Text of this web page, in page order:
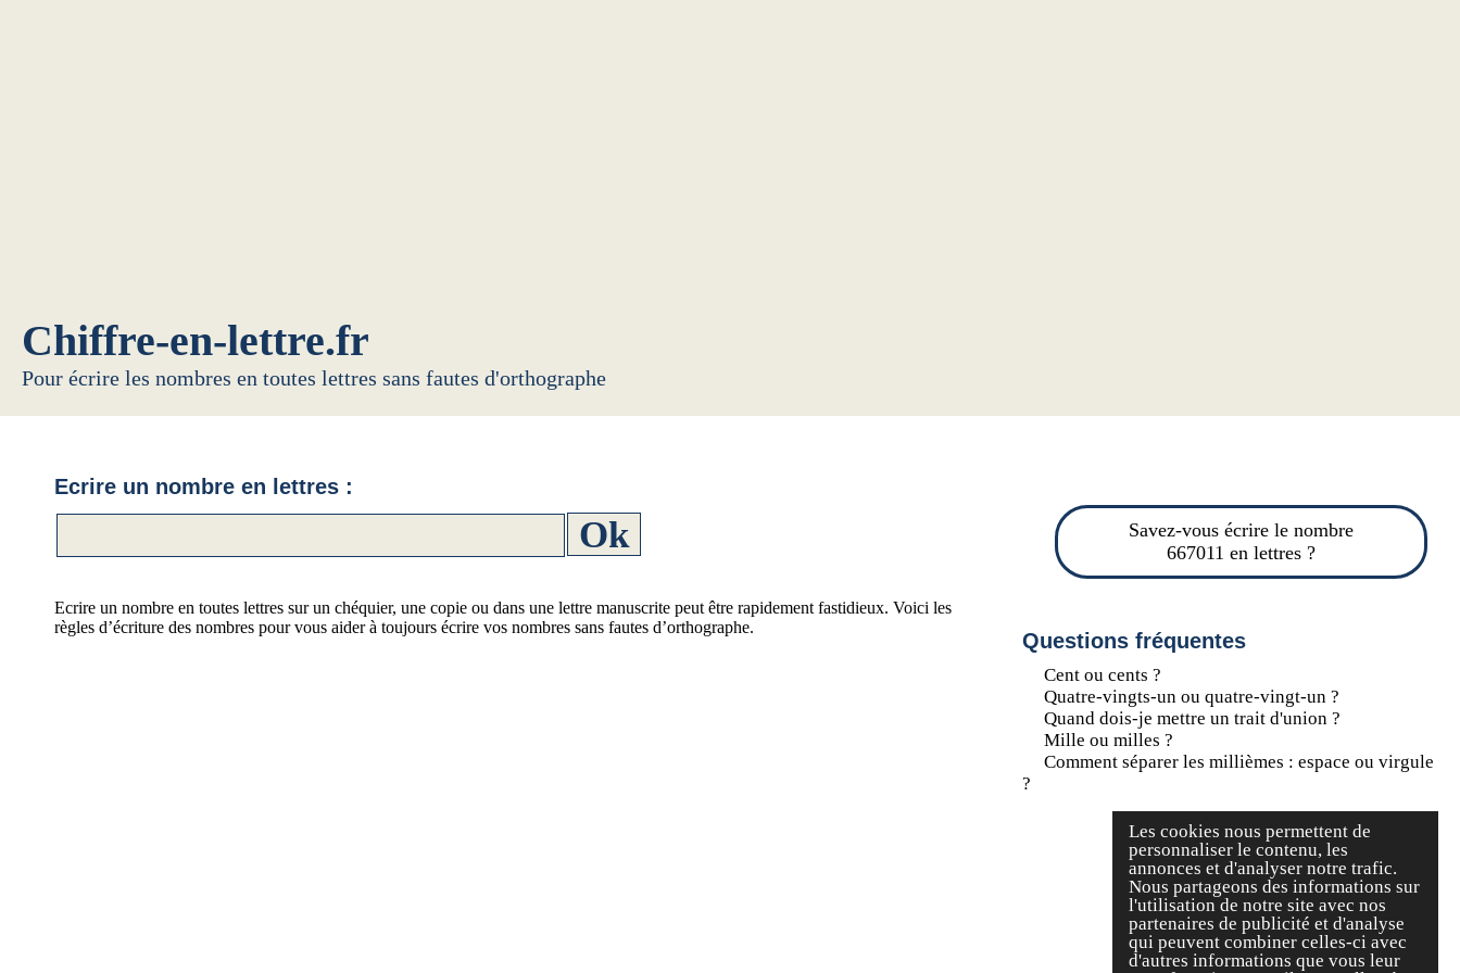
Les cookies nous permettent de
personnaliser le contenu, les
annonces et d'analyser notre trafic.
Nous partageons des informations sur
l'utilisation de notre site avec nos
partenaires de publicité et d'analyse
qui peuvent combiner celles-ci avec
d'autres informations que vous leur
Chiffre-en-lettre.fr
Pour écrire les nombres en toutes lettres sans fautes d'orthographe
Savez-vous écrire le nombre
667011 en lettres ?
Questions fréquentes
Cent ou cents ?
Quatre-vingts-un ou quatre-vingt-un ?
Quand dois-je mettre un trait d'union ?
Mille ou milles ?
Comment séparer les millièmes : espace ou virgule
?
Ecrire un nombre en lettres :
Ecrire un nombre en toutes lettres sur un chéquier, une copie ou dans une lettre manuscrite peut être rapidement fastidieux. Voici les
règles d’écriture des nombres pour vous aider à toujours écrire vos nombres sans fautes d’orthographe.